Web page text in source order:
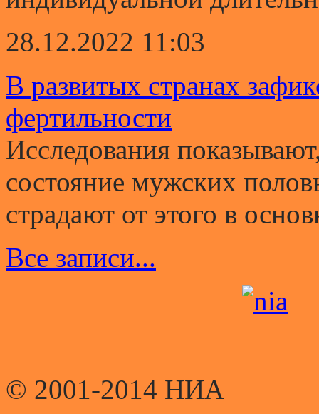
28.12.2022 11:03
В развитых странах
фертильности
Исследования
состояние мужских
страдают от этого в
Все записи...
© 2001-2014 НИА